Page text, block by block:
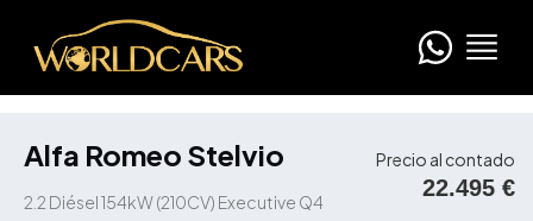
Alfa Romeo Stelvio
2.2 Diésel 154kW (210CV) Executive Q4
Precio al contado
22.495 €